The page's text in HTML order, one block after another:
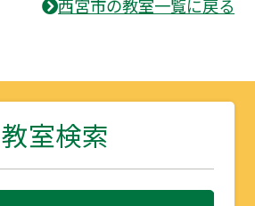
西宮市の教室一覧に戻る
教室検索